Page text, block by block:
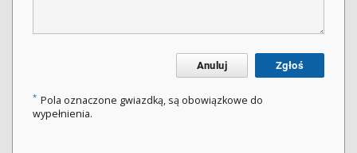
Anuluj Zgłoś
* Pola oznaczone gwiazdką, są obowiązkowe do
wypełnienia.